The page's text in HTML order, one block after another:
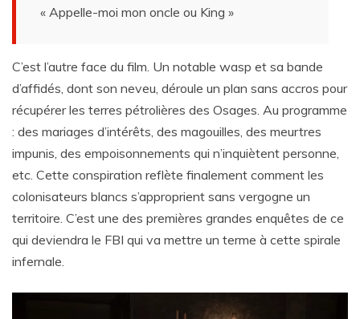
« Appelle-moi mon oncle ou King »
C’est l’autre face du film. Un notable wasp et sa bande
d’affidés, dont son neveu, déroule un plan sans accros pour
récupérer les terres pétrolières des Osages. Au programme
: des mariages d’intérêts, des magouilles, des meurtres
impunis, des empoisonnements qui n’inquiètent personne,
etc. Cette conspiration reflète finalement comment les
colonisateurs blancs s’approprient sans vergogne un
territoire. C’est une des premières grandes enquêtes de ce
qui deviendra le FBI qui va mettre un terme à cette spirale
infernale.